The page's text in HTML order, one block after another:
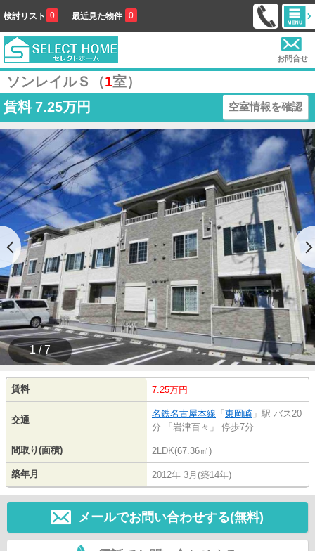
検討リスト 0 最近見た物件 0
お問合せ
ソンレイルＳ（1室）
賃料 7.25万円 空室情報を確認
1 / 7
賃料 7.25万円
交通
名鉄名古屋本線 「 東岡崎 」駅 バス20
分 「岩津百々」 停歩7分
間取り(面積) 2LDK(67.36㎡)
築年月 2012年 3月(築14年)
メールでお問い合わせする(無料)